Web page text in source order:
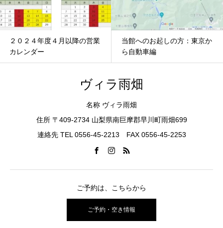
２０２４年度４月以降の営業
カレンダー
当館へのお起しの方：東京か
ら自動車編
ヴィラ雨畑
名称 ヴィラ雨畑
住所 〒409-2734 山梨県南巨摩郡早川町雨畑699
連絡先 TEL 0556-45-2213 FAX 0556-45-2253
ご予約は、こちらから
ご予約・空き情報